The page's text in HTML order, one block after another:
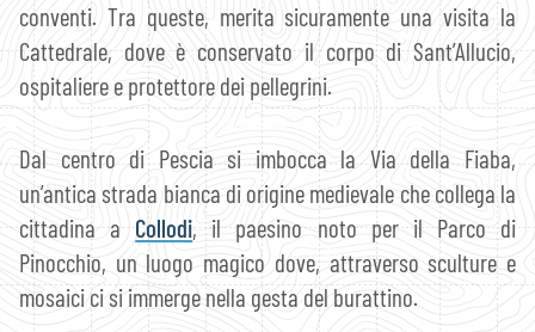
conventi. Tra queste, merita sicuramente una visita la
Cattedrale, dove è conservato il corpo di Sant’Allucio,
ospitaliere e protettore dei pellegrini.
Dal centro di Pescia si imbocca la Via della Fiaba,
un’antica strada bianca di origine medievale che collega la
cittadina aCollodi, il paesino noto per il Parco di
Pinocchio, un luogo magico dove, attraverso sculture e
mosaici ci si immerge nella gesta del burattino.